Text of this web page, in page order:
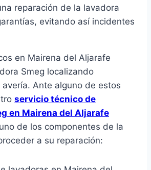
reparación de la lavadora
evitando así incidentes
en Mairena del Aljarafe
Smeg localizando
Ante alguno de estos
servicio técnico de
en Mairena del Aljarafe
de los componentes de la
a su reparación: